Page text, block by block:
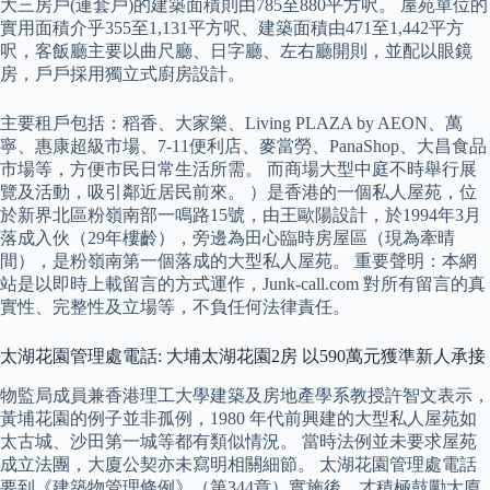
大三房戶(連套戶)的建築面積則由785至880平方呎。 屋苑單位的
實用面積介乎355至1,131平方呎、建築面積由471至1,442平方
呎，客飯廳主要以曲尺廳、日字廳、左右廳開則，並配以眼鏡
房，戶戶採用獨立式廚房設計。
主要租戶包括：稻香、大家樂、Living PLAZA by AEON、萬
寧、惠康超級市場、7-11便利店、麥當勞、PanaShop、大昌食品
市場等，方便市民日常生活所需。 而商場大型中庭不時舉行展
覽及活動，吸引鄰近居民前來。 ）是香港的一個私人屋苑，位
於新界北區粉嶺南部一鳴路15號，由王歐陽設計，於1994年3月
落成入伙（29年樓齡），旁邊為田心臨時房屋區（現為牽晴
間），是粉嶺南第一個落成的大型私人屋苑。 重要聲明：本網
站是以即時上載留言的方式運作，Junk-call.com 對所有留言的真
實性、完整性及立場等，不負任何法律責任。
太湖花園管理處電話: 大埔太湖花園2房 以590萬元獲準新人承接
物監局成員兼香港理工大學建築及房地產學系教授許智文表示，
黃埔花園的例子並非孤例，1980 年代前興建的大型私人屋苑如
太古城、沙田第一城等都有類似情況。 當時法例並未要求屋苑
成立法團，大廈公契亦未寫明相關細節。 太湖花園管理處電話